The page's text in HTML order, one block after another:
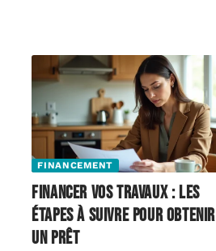
FINANCEMENT
Financer vos travaux : les
étapes à suivre pour obtenir
un prêt